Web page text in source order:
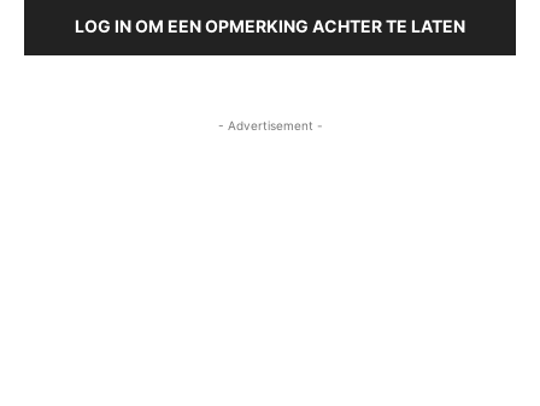
LOG IN OM EEN OPMERKING ACHTER TE LATEN
- Advertisement -